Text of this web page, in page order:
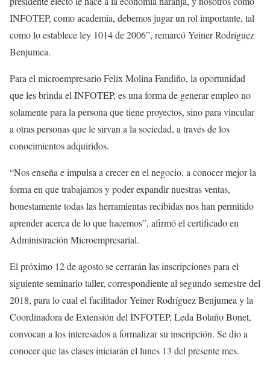
INFOTEP, como academia, debemos jugar un rol importante, tal
como lo establece ley 1014 de 2006”, remarcó Yeiner Rodríguez
Benjumea.
Para el microempresario Felix Molina Fandiño, la oportunidad
que les brinda el INFOTEP, es una forma de generar empleo no
solamente para la persona que tiene proyectos, sino para vincular
a otras personas que le sirvan a la sociedad, a través de los
conocimientos adquiridos.
“Nos enseña e impulsa a crecer en el negocio, a conocer mejor la
forma en que trabajamos y poder expandir nuestras ventas,
honestamente todas las herramientas recibidas nos han permitido
aprender acerca de lo que hacemos”, afirmó el certificado en
Administración Microempresarial.
El próximo 12 de agosto se cerrarán las inscripciones para el
siguiente seminario taller, correspondiente al segundo semestre del
2018, para lo cual el facilitador Yeiner Rodríguez Benjumea y la
Coordinadora de Extensión del INFOTEP, Leda Bolaño Bonet,
convocan a los interesados a formalizar su inscripción. Se dio a
conocer que las clases iniciarán el lunes 13 del presente mes.